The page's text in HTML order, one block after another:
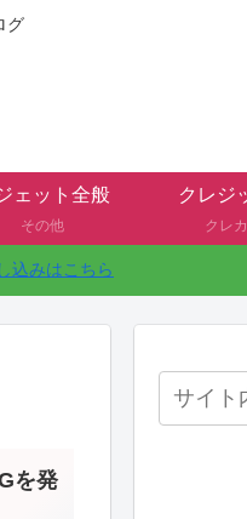
グ
ェット全般
その他
クレジ
クレ
込みはこちら
を発